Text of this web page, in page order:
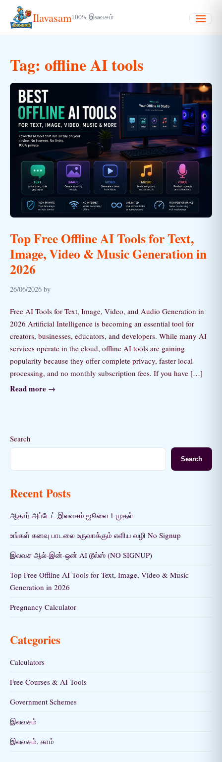
Ilavasam100% இலவசம்
Menu
Tag: offline AI tools
Top Free Offline AI Tools for Text,
Image, Video & Music Generation in
2026
26/06/2026 by
Free AI Tools for Text, Image, Video, and Audio Generation in
2026 Artificial Intelligence is becoming an essential tool for
creators, businesses, educators, and developers. While many AI
services operate in the cloud, offline AI tools are gaining
popularity because they offer complete privacy, faster local
processing, and no monthly subscription fees. If you have […]
Read more →
Search
Search
Recent Posts
ஆதார் அப்டேட் இலவசம் ஜூலை 1 முதல்
உங்கள் கனவு பாடலை உருவாக்கும் எளிய வழி No Signup
இலவச ஆல்-இன்-ஒன் AI டூல்ஸ் (NO SIGNUP)
Top Free Offline AI Tools for Text, Image, Video & Music
Generation in 2026
Pregnancy Calculator
Categories
Calculators
Free Courses & AI Tools
Government Schemes
இலவசம்
இலவசம். காம்